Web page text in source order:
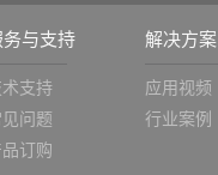
务与支持
术支持
见问题
订购
解决方案
应用视频
行业案例